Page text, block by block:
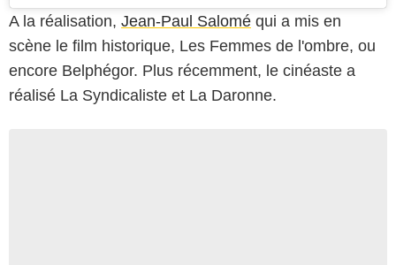
A la réalisation, Jean-Paul Salomé qui a mis en
scène le film historique, Les Femmes de l'ombre, ou
encore Belphégor. Plus récemment, le cinéaste a
réalisé La Syndicaliste et La Daronne.